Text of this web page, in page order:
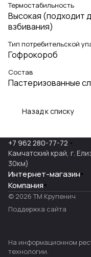
Термостабильность
Высокая (подходит
взбивания)
Тип потребительской
Гофрокороб
Состав
Пастеризованные
Назад к списку
+7 962 280-77-72
Камчатский край, г.
30км)
Интернет-магазин
Компания
© 2026 ТМ Крупенич
Поддержка сайта
На информационном
технологии.